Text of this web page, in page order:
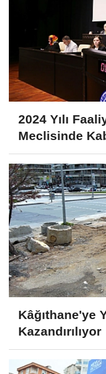
2024 Yılı
Meclisinde
Kâğıthane'ye
Kazandırılıyor